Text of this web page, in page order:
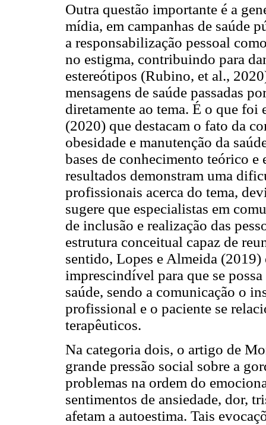
Outra questão importante é a
mídia, em campanhas de saúde
a responsabilização pessoal
no estigma, contribuindo para
estereótipos (Rubino, et al.,
mensagens de saúde passadas
diretamente ao tema. É o que foi
(2020) que destacam o fato da
obesidade e manutenção da
bases de conhecimento teórico
resultados demonstram uma
profissionais acerca do tema,
sugere que especialistas em
de inclusão e realização das
estrutura conceitual capaz de
sentido, Lopes e Almeida (2019)
imprescindível para que se
saúde, sendo a comunicação o
profissional e o paciente se
terapêuticos.
Na categoria dois, o artigo de
grande pressão social sobre a
problemas na ordem do
sentimentos de ansiedade, dor,
afetam a autoestima. Tais